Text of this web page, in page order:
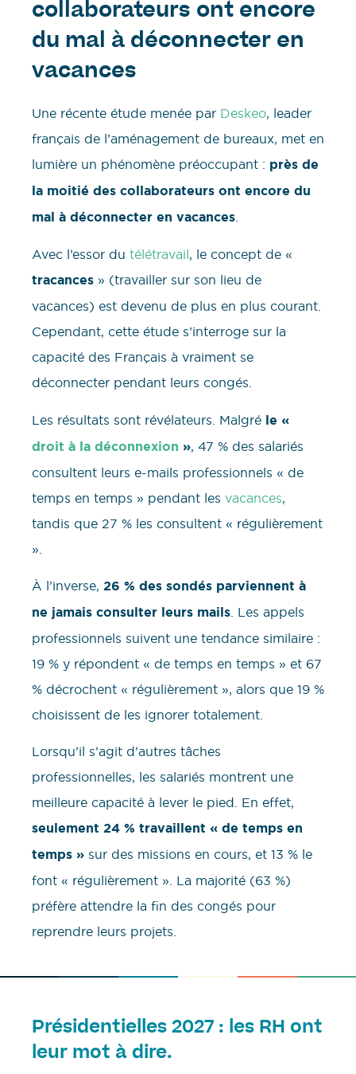
collaborateurs ont encore
du mal à déconnecter en
vacances
Une récente étude menée par Deskeo, leader
français de l’aménagement de bureaux, met en
lumière un phénomène préoccupant : près de
la moitié des collaborateurs ont encore du
mal à déconnecter en vacances
Avec l’essor du télétravail, le concept de «
tracances » (travailler sur son lieu de
vacances) est devenu de plus en plus courant.
Cependant, cette étude s’interroge sur la
capacité des Français à vraiment se
déconnecter pendant leurs congés.
Les résultats sont révélateurs. Malgré le «
droit à la déconnexion », 47 % des salariés
consultent leurs e-mails professionnels « de
temps en temps » pendant les vacances,
tandis que 27 % les consultent « régulièrement
».
À l’inverse, 26 % des sondés parviennent à
ne jamais consulter leurs mails. Les appels
professionnels suivent une tendance similaire :
19 % y répondent « de temps en temps » et 67
% décrochent « régulièrement », alors que 19 %
choisissent de les ignorer totalement.
Lorsqu’il s’agit d’autres tâches
professionnelles, les salariés montrent une
meilleure capacité à lever le pied. En effet,
seulement 24 % travaillent « de temps en
temps » sur des missions en cours, et 13 % le
font « régulièrement ». La majorité (63 %)
préfère attendre la fin des congés pour
reprendre leurs projets.
Présidentielles 2027 : les RH ont
leur mot à dire.